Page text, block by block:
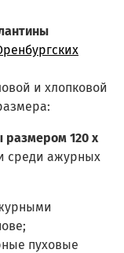
и хлопковой
размером 120 x
среди ажурных
пуховые